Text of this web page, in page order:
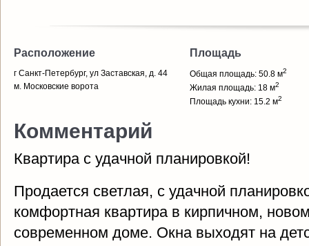
Расположение
г Санкт-Петербург, ул Заставская, д. 44
м. Московские ворота
Площадь
Общая площадь: 50.8 м2
Жилая площадь: 18 м2
Площадь кухни: 15.2 м2
Комментарий
Квартира с удачной планировкой!
Продается светлая, с удачной
комфортная квартира в кирпичном,
современном доме. Окна выходят на